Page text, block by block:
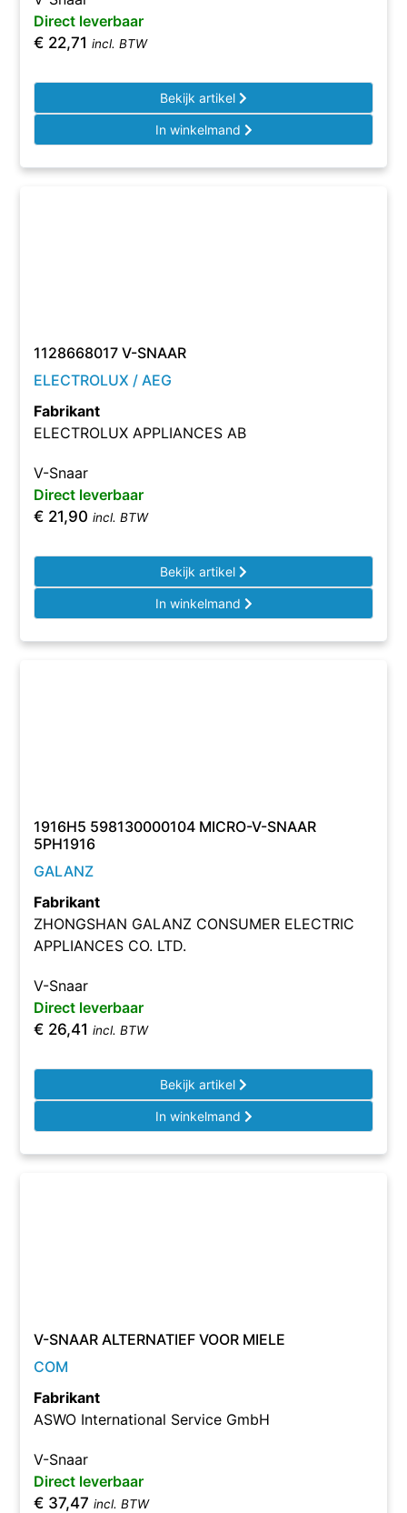
Direct leverbaar
€ 22,71 incl. BTW
Bekijk artikel
In winkelmand
1128668017 V-SNAAR
ELECTROLUX / AEG
Fabrikant
ELECTROLUX APPLIANCES AB
V-Snaar
Direct leverbaar
€ 21,90 incl. BTW
Bekijk artikel
In winkelmand
1916H5 598130000104 MICRO-V-SNAAR
5PH1916
GALANZ
Fabrikant
ZHONGSHAN GALANZ CONSUMER ELECTRIC
APPLIANCES CO. LTD.
V-Snaar
Direct leverbaar
€ 26,41 incl. BTW
Bekijk artikel
In winkelmand
V-SNAAR ALTERNATIEF VOOR MIELE
COM
Fabrikant
ASWO International Service GmbH
V-Snaar
Direct leverbaar
€ 37,47 incl. BTW